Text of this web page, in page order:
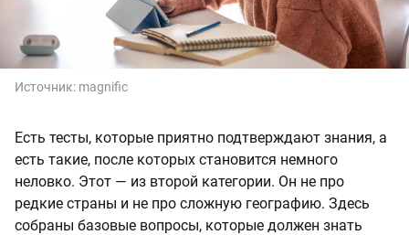
Источник: magnific
Есть тесты, которые приятно подтверждают знания, а
есть такие, после которых становится немного
неловко. Этот — из второй категории. Он не про
редкие страны и не про сложную географию. Здесь
собраны базовые вопросы, которые должен знать